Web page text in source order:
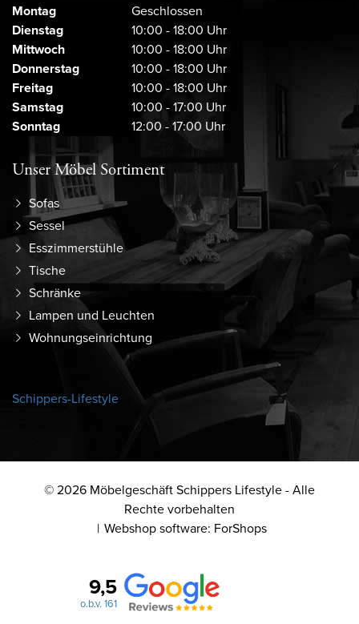
Montag
Geschlossen
Dienstag
10:00 - 18:00 Uhr
Mittwoch
10:00 - 18:00 Uhr
Donnerstag
10:00 - 18:00 Uhr
Freitag
10:00 - 18:00 Uhr
Samstag
10:00 - 17:00 Uhr
Sonntag
12:00 - 17:00 Uhr
Unser Möbel Sortiment
Sofas
Sessel
Esszimmerstühle
Tische
Schränke
Lampen und Leuchten
Wohnungseinrichtung
Schippers-Lifestyle
© 2026 Möbelgeschäft Schippers Lifestyle - Alle
Rechte vorbehalten
Webshop software: ForShops
9,5
o.b.v. 161